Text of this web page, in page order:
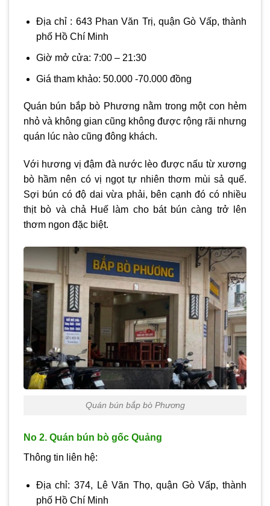
Địa chỉ : 643 Phan Văn Trị, quận Gò Vấp, thành
phố Hồ Chí Minh
Giờ mở cửa: 7:00 – 21:30
Giá tham khảo: 50.000 -70.000 đồng
Quán bún bắp bò Phương nằm trong một con hẻm
nhỏ và không gian cũng không được rộng rãi nhưng
quán lúc nào cũng đông khách.
Với hương vị đậm đà nước lèo được nấu từ xương
bò hầm nên có vị ngọt tự nhiên thơm mùi sả quế.
Sợi bún có độ dai vừa phải, bên cạnh đó có nhiều
thịt bò và chả Huế làm cho bát bún càng trở lên
thơm ngon đặc biệt.
Quán bún bắp bò Phương
No 2. Quán bún bò gốc Quảng
Thông tin liên hệ:
Địa chỉ: 374, Lê Văn Thọ, quận Gò Vấp, thành
phố Hồ Chí Minh